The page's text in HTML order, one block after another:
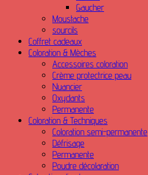
Gaucher
Moustache
sourcils
Coffret cadeaux
Coloration & Mèches
Accessoires coloration
Crème protectrice peau
Nuancier
Oxydants
Permanente
Coloration & Techniques
Coloration semi-permanente
Défrisage
Permanente
Poudre décolaration